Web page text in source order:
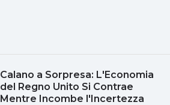
Calano a Sorpresa: L'Economia
del Regno Unito Si Contrae
Mentre Incombe l'Incertezza